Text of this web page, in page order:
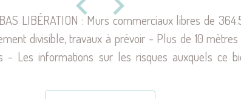
LIBÉRATION : Murs commerciaux libres de
divisible, travaux à prévoir - Plus de 10
Les informations sur les risques auxquels ce